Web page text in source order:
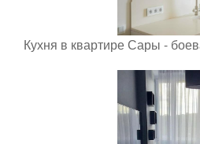
Кухня в квартире Сары -